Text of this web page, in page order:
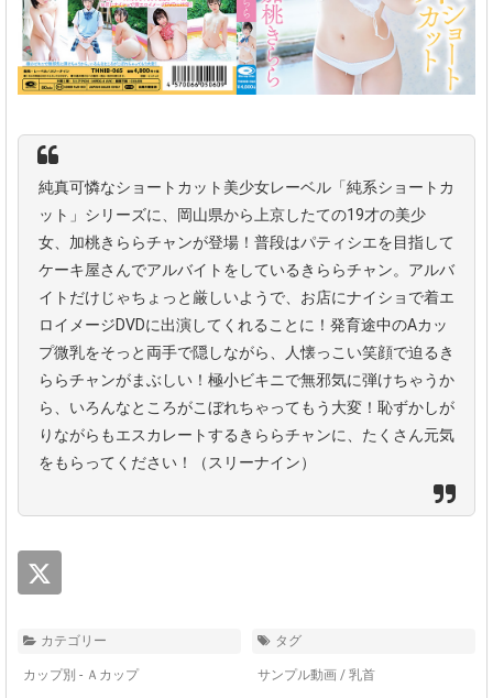
純真可憐なショートカット美少女レーベル「純系ショートカ
ット」シリーズに、岡山県から上京したての19才の美少
女、加桃きららチャンが登場！普段はパティシエを目指して
ケーキ屋さんでアルバイトをしているきららチャン。アルバ
イトだけじゃちょっと厳しいようで、お店にナイショで着エ
ロイメージDVDに出演してくれることに！発育途中のAカッ
プ微乳をそっと両手で隠しながら、人懐っこい笑顔で迫るき
ららチャンがまぶしい！極小ビキニで無邪気に弾けちゃうか
ら、いろんなところがこぼれちゃってもう大変！恥ずかしが
りながらもエスカレートするきららチャンに、たくさん元気
をもらってください！（スリーナイン）
カテゴリー
カップ別 - Ａカップ
タグ
サンプル動画 / 乳首